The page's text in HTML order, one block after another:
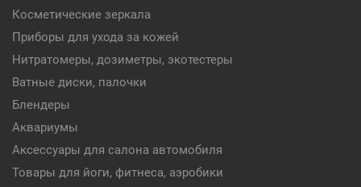
Косметические зеркала
Приборы для ухода за кожей
Нитратомеры, дозиметры, экотестеры
Ватные диски, палочки
Блендеры
Аквариумы
Аксессуары для салона автомобиля
Товары для йоги, фитнеса, аэробики